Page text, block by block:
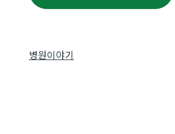
병원이야기